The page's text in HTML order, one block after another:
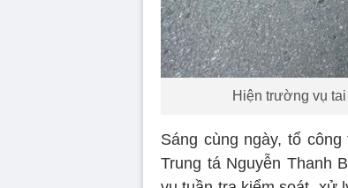
Hiện trường vụ
Sáng cùng ngày, tổ
Trung tá Nguyễn Thanh